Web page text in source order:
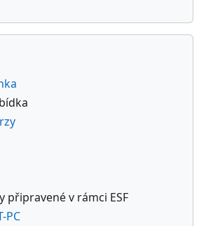
připravené v rámci ESF
PC